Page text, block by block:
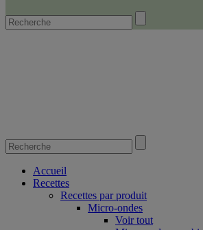
Accueil
Recettes
Recettes par produit
Micro-ondes
Voir tout